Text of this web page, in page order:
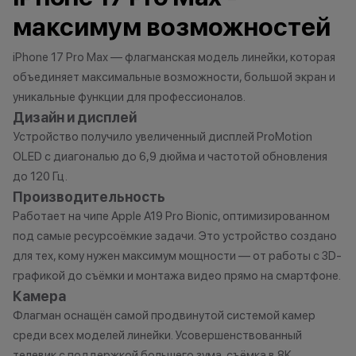
•Организатор (продавец) имеет
договора купли-продажи по
причинам (отсутствие товара,
нарушение правил акции, иные
обоснованные причины).
•Организатор (продавец) на свое
усмотрение имеет право
изменить условия акции в
одностороннем порядке.
если оно
существенных
корпусу и
2. Мгновенная
вашего
первом
оценить
учитываются
использования.
занимает не
максимум возможностей
iPhone 17 Pro Max — флагманская модель линейки, которая
объединяет максимальные возможности, большой экран и
уникальные функции для профессионалов.
Дизайн и дисплей
Устройство получило увеличенный дисплей ProMotion
OLED с диагональю до 6,9 дюйма и частотой обновления
до 120 Гц.
Производительность
Работает на чипе Apple A19 Pro Bionic, оптимизированном
под самые ресурсоёмкие задачи. Это устройство создано
для тех, кому нужен максимум мощности — от работы с 3D-
графикой до съёмки и монтажа видео прямо на смартфоне.
Камера
Флагман оснащён самой продвинутой системой камер
среди всех моделей линейки. Усовершенствованный